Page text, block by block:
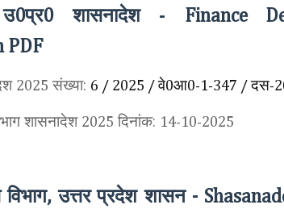
0प्र0शासनादेश -
Finance
PDF
2025 संख्या: 6 / 2025 /वे0आ0-1-347 /दस-
शासनादेश 2025 दिनांक: 14-10-2025
,उत्तर प्रदेश शासन -